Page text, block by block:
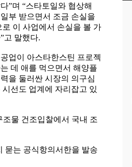
”며 “스타토일와 협상해
부 받으면서 조금 손실을
로 이 사업에서 손실을 볼 가
고 말했다.
업이 아스타한스틴 프로젝
데 애를 먹으면서 해양플
을 둘러싼 시장의 의구심
시선도 업계에 자리잡고 있
물 건조입찰에서 국내 조
묻는 공식항의서한을 발송